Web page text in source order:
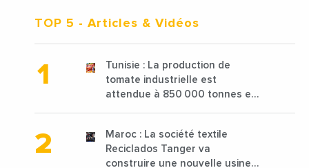
TOP 5 - Articles & Vidéos
Tunisie : La production de
tomate industrielle est
attendue à 850 000 tonnes en
Maroc : La société textile
Reciclados Tanger va
construire une nouvelle usine